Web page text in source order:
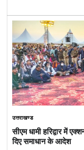
उत्तराखण्ड
सीएम धामी हरिद्वार में
दिए समाधान के आदेश